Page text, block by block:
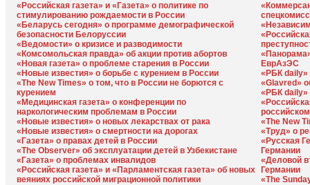
«Российская газета» и «Газета» о политике по
стимулированию рождаемости в России
«Беларусь сегодня» о программе демографической
безопасности Белоруссии
«Ведомости» о кризисе и разводимости
«Комсомольская правда» об акции против абортов
«Новая газета» о проблеме старения в России
«Новые известия» о борьбе с курением в России
«The New Times» о том, что в России не борются с
курением
«Медицинская газета» о конференции по
наркологическим проблемам в России
«Новые известия» о новых лекарствах от рака
«Новые известия» о смертности на дорогах
«Газета» о правах детей в России
«The Observer» об эксплуатации детей в Узбекистане
«Газета» о проблемах инвалидов
«Российская газета» и «Парламентская газета» об новых
веяниях российской миграционной политики
ЕврАзЭС
«РБК daily»
«Glavred»
«РБК daily»
«The New
«Труд» о
«Русская
Германии
«Деловой
Германии
«The